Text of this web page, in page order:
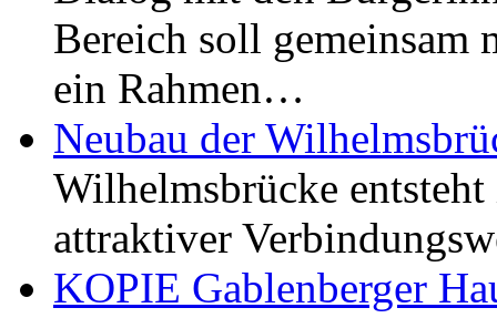
Bereich soll gemeinsam
ein Rahmen…
Neubau der
Wilhelmsbrücke
attraktiver
KOPIE Gablenberger